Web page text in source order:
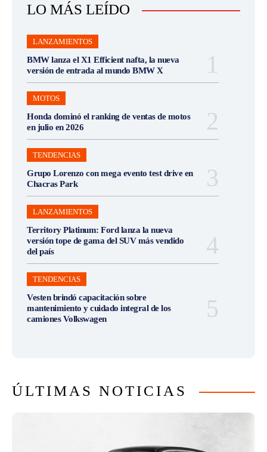
LO MÁS LEÍDO
LANZAMIENTOS
BMW lanza el X1 Efficient nafta, la nueva
versión de entrada al mundo BMW X
MOTOS
Honda dominó el ranking de ventas de motos
en julio en 2026
TENDENCIAS
Grupo Lorenzo con mega evento test drive en
Chacras Park
LANZAMIENTOS
Territory Platinum: Ford lanza la nueva
versión tope de gama del SUV más vendido
del país
TENDENCIAS
Vesten brindó capacitación sobre
mantenimiento y cuidado integral de los
camiones Volkswagen
ÚLTIMAS NOTICIAS